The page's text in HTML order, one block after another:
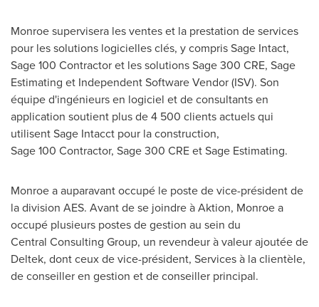
Monroe supervisera les ventes et la prestation de services
pour les solutions logicielles clés, y compris Sage Intact,
Sage 100 Contractor et les solutions Sage 300 CRE, Sage
Estimating et Independent Software Vendor (ISV). Son
équipe d'ingénieurs en logiciel et de consultants en
application soutient plus de 4 500 clients actuels qui
utilisent Sage Intacct pour la construction,
Sage 100 Contractor, Sage 300 CRE et Sage Estimating.
Monroe a auparavant occupé le poste de vice-président de
la division AES. Avant de se joindre à Aktion, Monroe a
occupé plusieurs postes de gestion au sein du
Central Consulting Group, un revendeur à valeur ajoutée de
Deltek, dont ceux de vice-président, Services à la clientèle,
de conseiller en gestion et de conseiller principal.